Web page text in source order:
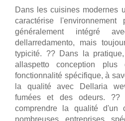
Dans les cuisines modernes
caractérise
généralement intégré
dellarredamento, mais
typicité. ?? Dans la
allaspetto conception plus
fonctionnalité spécifique, à
la qualité avec Dellaria
fumées et des odeurs. ??
comprendre la qualité d'un
nombreuses entreprises